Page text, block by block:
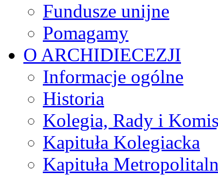
Fundusze unijne
Pomagamy
O ARCHIDIECEZJI
Informacje ogólne
Historia
Kolegia, Rady i
Kapituła Kolegiacka
Kapituła